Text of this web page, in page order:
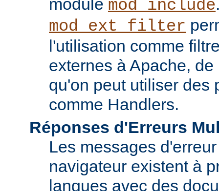
module mod_include
mod_ext_filter
l'utilisation comme
externes à Apache,
qu'on peut utiliser des
comme Handlers.
Réponses d'Erreurs
Les messages
navigateur existent à
langues avec des